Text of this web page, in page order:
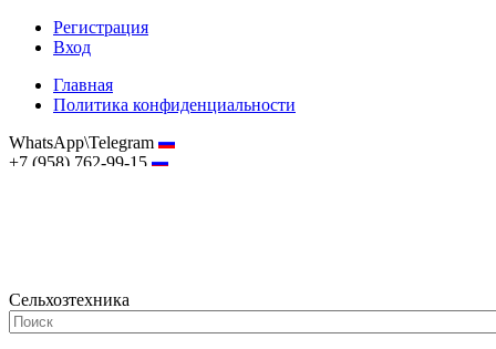
Регистрация
Вход
Главная
Политика конфиденциальности
WhatsApp\Telegram
+7 (958) 762-99-15
Сельхозтехника